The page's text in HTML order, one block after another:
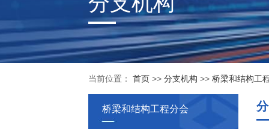
当前位置： 首页>> 分支机构 >> 桥梁和结构工
桥梁和结构工程分会